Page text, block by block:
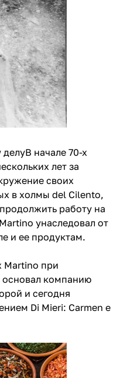
начале 70-х
лет за
своих
в холмы del Cilento,
работу на
унаследовал от
и ее продуктам.
Martino при
компанию
и сегодня
Di Mieri: Carmen e